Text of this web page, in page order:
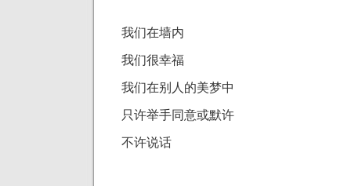
我们在墙内
我们很幸福
我们在别人的美梦中
只许举手同意或默许
不许说话